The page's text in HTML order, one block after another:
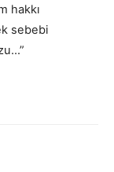
hakkı
sebebi